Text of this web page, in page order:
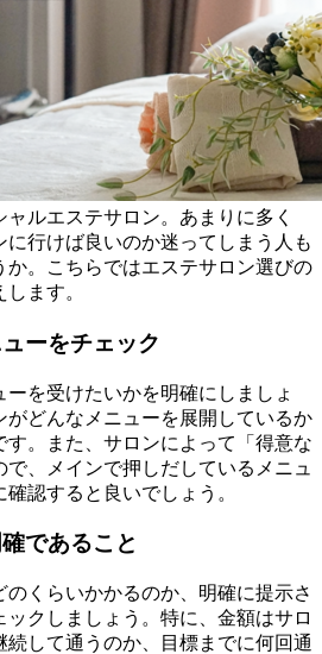
ルエステサロン。あまりに多く
行けば良いのか迷ってしまう人も
か。こちらではエステサロン選びの
ます。
ーをチェック
ーを受けたいかを明確にしましょ
がどんなメニューを展開しているか
。また、サロンによって「得意な
で、メインで押しだしているメニュ
認すると良いでしょう。
であること
くらいかかるのか、明確に提示さ
クしましょう。特に、金額はサロ
続して通うのか、目標までに何回通